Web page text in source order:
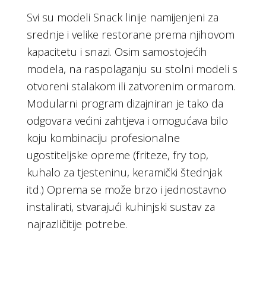
Svi su modeli Snack linije namijenjeni za
srednje i velike restorane prema njihovom
kapacitetu i snazi. Osim samostojećih
modela, na raspolaganju su stolni modeli s
otvoreni stalakom ili zatvorenim ormarom.
Modularni program dizajniran je tako da
odgovara većini zahtjeva i omogućava bilo
koju kombinaciju profesionalne
ugostiteljske opreme (friteze, fry top,
kuhalo za tjesteninu, keramički štednjak
itd.) Oprema se može brzo i jednostavno
instalirati, stvarajući kuhinjski sustav za
najrazličitije potrebe.